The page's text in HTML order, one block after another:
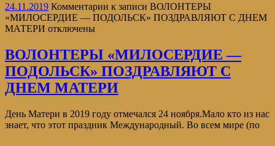
24.11.2019 Комментарии к записи ВОЛОНТЕРЫ
«МИЛОСЕРДИЕ — ПОДОЛЬСК» ПОЗДРАВЛЯЮТ С ДНЕМ
МАТЕРИ отключены
ВОЛОНТЕРЫ «МИЛОСЕРДИЕ —
ПОДОЛЬСК» ПОЗДРАВЛЯЮТ С
ДНЕМ МАТЕРИ
День Матери в 2019 году отмечался 24 ноября.Мало кто из нас
знает, что этот праздник Международный. Во всем мире (по